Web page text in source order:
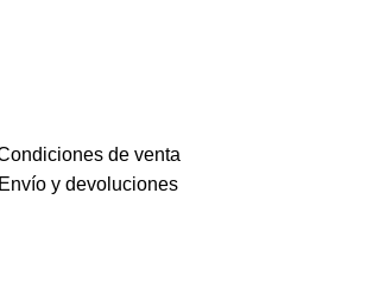
de venta
Envío y devoluciones